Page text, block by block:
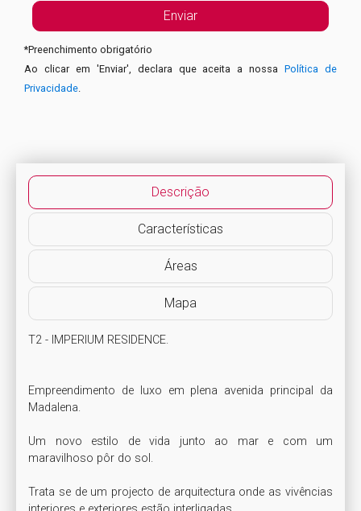
*Preenchimento obrigatório
Ao clicar em 'Enviar', declara que aceita a nossaPolítica de
Privacidade
Descrição
Características
Áreas
Mapa
T2 - IMPERIUM RESIDENCE.
Empreendimento de luxo em plena avenida principal da
Madalena.
Um novo estilo de vida junto ao mar e com um
maravilhoso pôr do sol.
Trata se de um projecto de arquitectura onde as vivências